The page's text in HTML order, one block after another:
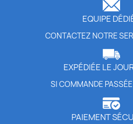
EQUIPE
CONTACTEZ NOTRE
EXPÉDIÉE LE
SI COMMANDE
PAIEMENT